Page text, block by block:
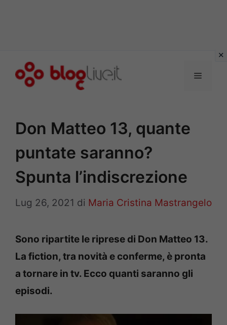
Menu
Don Matteo 13, quante
puntate saranno?
Spunta l’indiscrezione
Lug 26, 2021 di Maria Cristina Mastrangelo
Sono ripartite le riprese di Don Matteo 13.
La fiction, tra novità e conferme, è pronta
a tornare in tv. Ecco quanti saranno gli
episodi.